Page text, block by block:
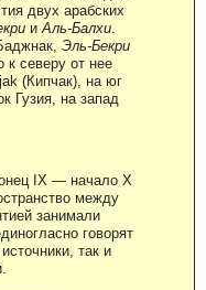
двух арабских
и Аль-Балхи
Эль-Бекри
к северу от нее
(Кипчак), на юг
Гузия, на запад
IХ — начало X
между
занимали
говорят
так и